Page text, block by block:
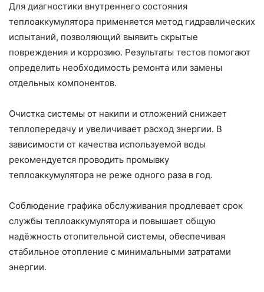
Для диагностики внутреннего состояния
теплоаккумулятора применяется метод гидравлических
испытаний, позволяющий выявить скрытые
повреждения и коррозию. Результаты тестов помогают
определить необходимость ремонта или замены
отдельных компонентов.
Очистка системы от накипи и отложений снижает
теплопередачу и увеличивает расход энергии. В
зависимости от качества используемой воды
рекомендуется проводить промывку
теплоаккумулятора не реже одного раза в год.
Соблюдение графика обслуживания продлевает срок
службы теплоаккумулятора и повышает общую
надёжность отопительной системы, обеспечивая
стабильное отопление с минимальными затратами
энергии.